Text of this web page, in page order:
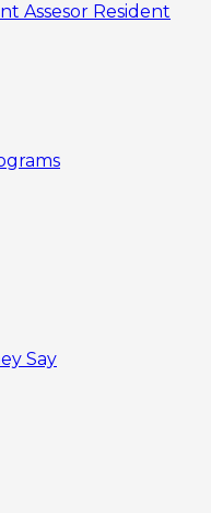
Assesor Resident
Say